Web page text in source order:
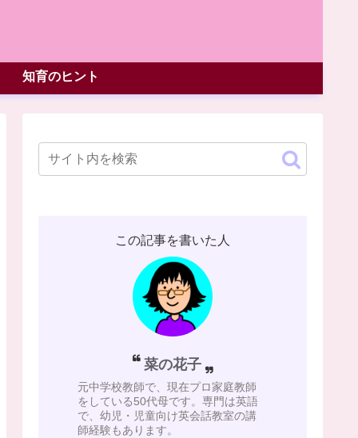
知育のヒント
この記事を書いた人
菜の花子
元中学校教師で、現在プロ家庭教師
をしている50代母です。専門は英語
で、幼児・児童向け英会話教室の講
師経験もあります。